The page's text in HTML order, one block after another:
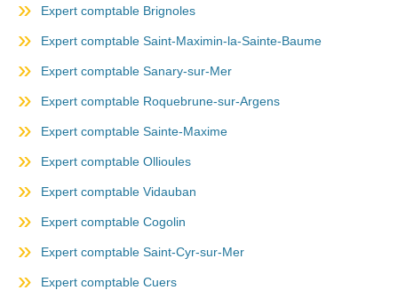
Expert comptable Brignoles
Expert comptable Saint-Maximin-la-Sainte-Baume
Expert comptable Sanary-sur-Mer
Expert comptable Roquebrune-sur-Argens
Expert comptable Sainte-Maxime
Expert comptable Ollioules
Expert comptable Vidauban
Expert comptable Cogolin
Expert comptable Saint-Cyr-sur-Mer
Expert comptable Cuers